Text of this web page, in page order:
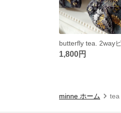
butterfly tea. 2way
1,800円
minne ホーム tea